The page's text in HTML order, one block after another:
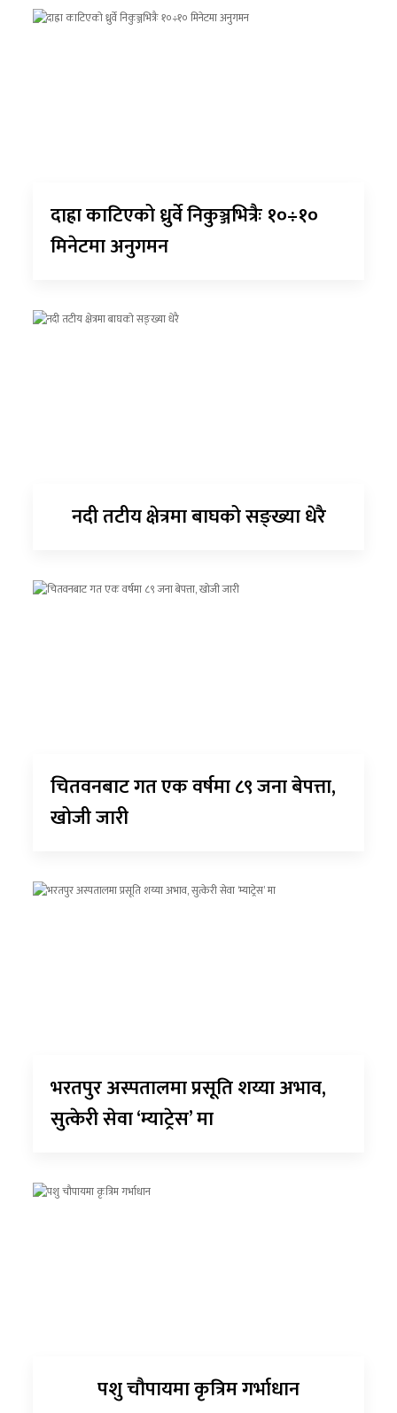
दाह्रा काटिएको ध्रुर्वे निकुञ्जभित्रैः १०÷१०
मिनेटमा अनुगमन
नदी तटीय क्षेत्रमा बाघको सङ्ख्या धेरै
चितवनबाट गत एक वर्षमा ८९ जना बेपत्ता,
खोजी जारी
भरतपुर अस्पतालमा प्रसूति शय्या अभाव,
सुत्केरी सेवा ‘म्याट्रेस’ मा
पशु चौपायमा कृत्रिम गर्भाधान